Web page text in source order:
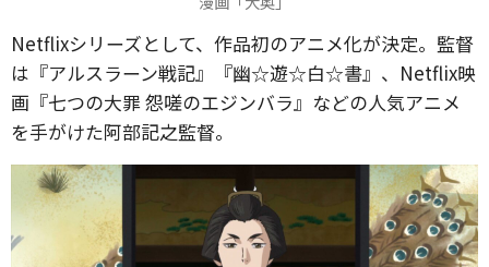
Netflixシリーズとして、作品初のアニメ化が決定。監督
は『アルスラーン戦記』『幽☆遊☆白☆書』、Netflix映
画『七つの大罪 怨嗟のエジンバラ』などの人気アニメ
を手がけた阿部記之監督。